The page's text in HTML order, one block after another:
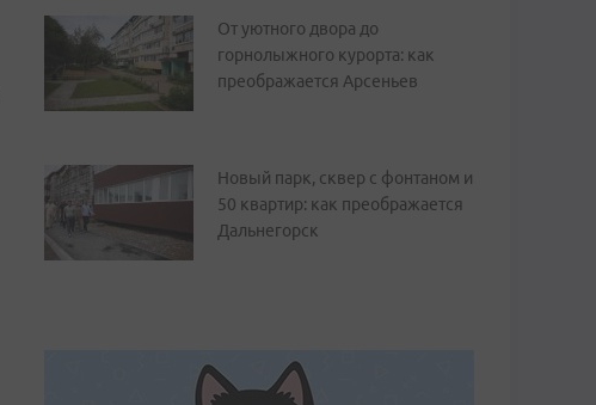
От уютного двора до
горнолыжного курорта: как
преображается Арсеньев
Новый парк, сквер с фонтаном и
50 квартир: как преображается
Дальнегорск